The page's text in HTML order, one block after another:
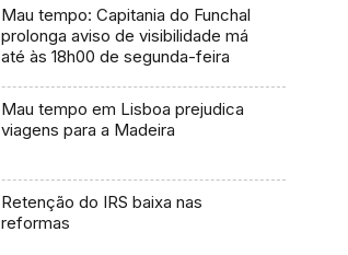
Mau tempo: Capitania do Funchal
prolonga aviso de visibilidade má
até às 18h00 de segunda-feira
Mau tempo em Lisboa prejudica
viagens para a Madeira
Retenção do IRS baixa nas
reformas